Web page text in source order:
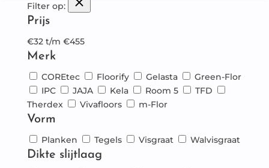
Filter op:
Prijs
€32 t/m €455
Merk
COREtec Floorify Gelasta
Green-Flor
IPC
JAJA Kela Room 5
TFD
Therdex
Vivafloors m-Flor
Vorm
Planken Tegels Visgraat Walvisgraat
Dikte slijtlaag